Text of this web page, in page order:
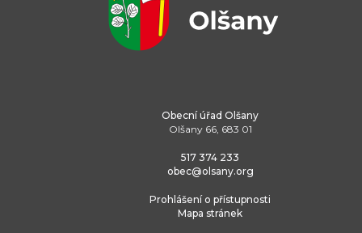
Obecní úřad Olšany
Olšany 66, 683 01
517 374 233
obec@olsany.org
Prohlášení o přístupnosti
Mapa stránek